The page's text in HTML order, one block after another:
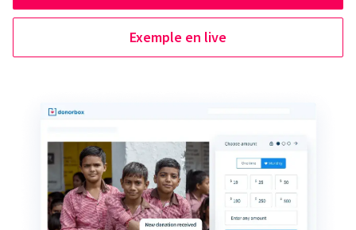
Exemple en live